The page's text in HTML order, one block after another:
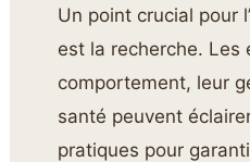
Un point crucial pour
est la recherche. Les
comportement, leur
santé peuvent
pratiques pour